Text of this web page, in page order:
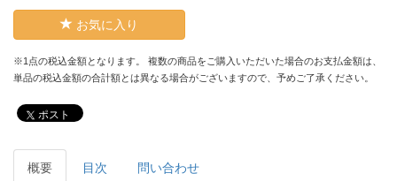
お気に入り
※1点の税込金額となります。 複数の商品をご購入いただいた場合のお支払金額は、
単品の税込金額の合計額とは異なる場合がございますので、予めご了承ください。
ポスト
概要 目次 問い合わせ